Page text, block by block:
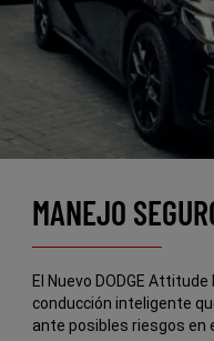
MANEJO
El Nuevo DODGE
conducción inteligente
ante posibles riesgos en